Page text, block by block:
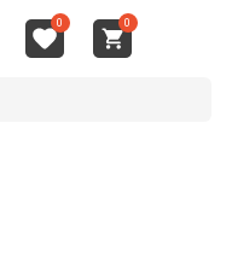
0 0